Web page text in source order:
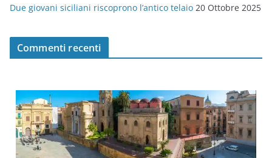
Due giovani siciliani riscoprono l’antico telaio 20 Ottobre 2025
Commenti recenti